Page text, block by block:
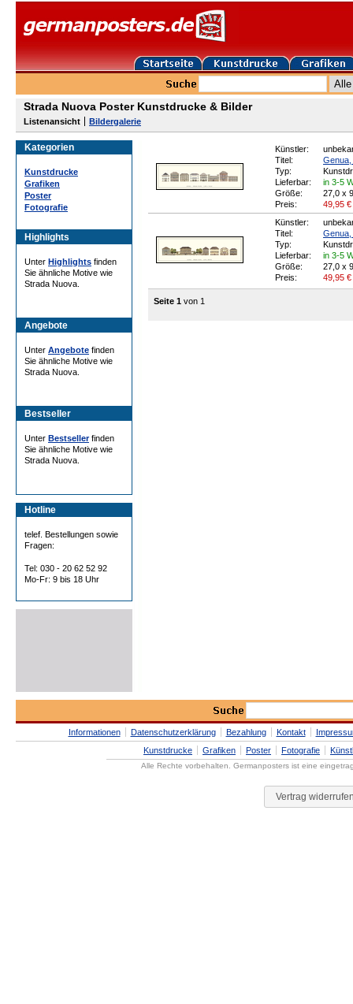
Strada Nuova Poster Kunstdrucke & Bilder
Listenansicht Bildergalerie
Kategorien
Kunstdrucke
Grafiken
Poster
Fotografie
Highlights
Unter Highlights finden
Sie ähnliche Motive wie
Strada Nuova.
Angebote
Unter Angebote finden
Sie ähnliche Motive wie
Strada Nuova.
Bestseller
Unter Bestsellerfinden
Sie ähnliche Motive wie
Strada Nuova.
Hotline
telef. Bestellungen sowie
Fragen:
Tel: 030 - 20 62 52 92
Mo-Fr: 9 bis 18 Uhr
Künstler:
Titel:
Typ:
Lieferbar:
in 3-5
Größe:
27,0 x
Preis:
49,95 €
Künstler:
Titel:
Typ:
Lieferbar:
in 3-5
Größe:
27,0 x
Preis:
49,95 €
Seite 1 von 1
Informationen Datenschutzerklärung Bezahlung Kontakt
Kunstdrucke
Grafiken Poster Fotografie
Alle Rechte vorbehalten. Germanposters ist eine
Vertrag